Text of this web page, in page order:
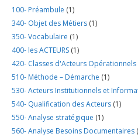
100- Préambule (1)
340- Objet des Métiers (1)
350- Vocabulaire (1)
400- les ACTEURS (1)
420- Classes d'Acteurs Opérationnels
510- Méthode – Démarche (1)
530- Acteurs Institutionnels et
540- Qualification des Acteurs (1)
550- Analyse stratégique (1)
560- Analyse Besoins Documentaires